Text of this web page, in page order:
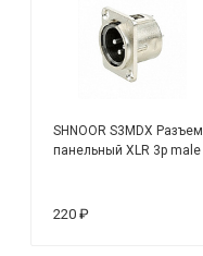
SHNOOR S3MDX Разъем
панельный XLR 3p male
220 ₽